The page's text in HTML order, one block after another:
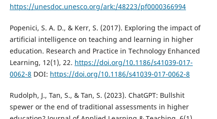
https://unesdoc.unesco.org/ark:/48223/pf0000366994
Popenici, S. A. D., & Kerr, S. (2017). Exploring the impact of
artificial intelligence on teaching and learning in higher
education. Research and Practice in Technology Enhanced
Learning, 12(1), 22. https://doi.org/10.1186/s41039-017-
0062-8 DOI: https://doi.org/10.1186/s41039-017-0062-8
Rudolph, J., Tan, S., & Tan, S. (2023). ChatGPT: Bullshit
spewer or the end of traditional assessments in higher